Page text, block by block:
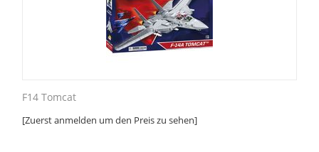
F14 Tomcat
[Zuerst anmelden um den Preis zu sehen]